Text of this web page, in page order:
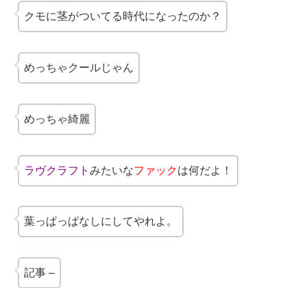
クモに茎がついてる時代になったのか？
めっちゃクールじゃん
めっちゃ綺麗
ラヴクラフト みたいなファックは何だよ！
葉っぱっぱなしにしてやれよ。
記事 –